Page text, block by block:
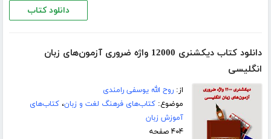
دانلود کتاب
دانلود کتاب دیکشنری 12000 واژه ضروری آزمون‌های زبان
انگلیسی
از:روح الله یوسفی رامندی
موضوع:کتاب‌های فرهنگ لغت و زبان،کتاب‌های
آموزش زبان
۴۰۴ صفحه